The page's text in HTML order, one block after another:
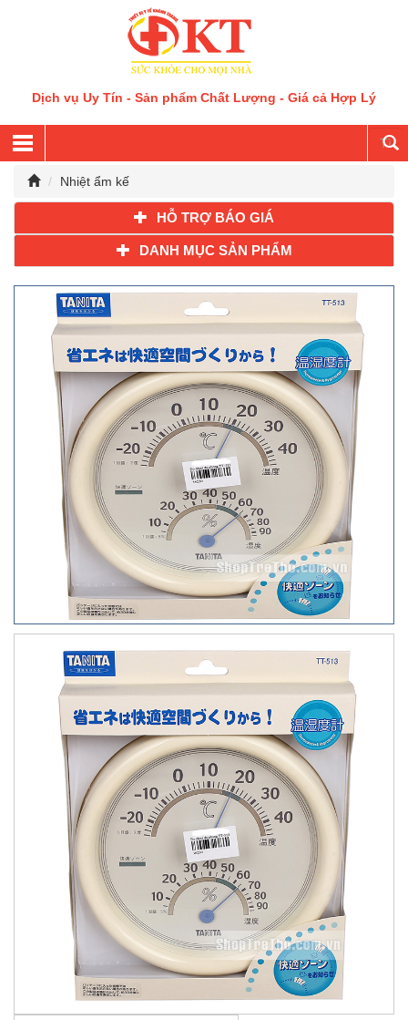
Dịch vụ Uy Tín - Sản phẩm Chất Lượng - Giá cả Hợp Lý
Nhiệt ẩm kế
HỖ TRỢ BÁO GIÁ
DANH MỤC SẢN PHẨM